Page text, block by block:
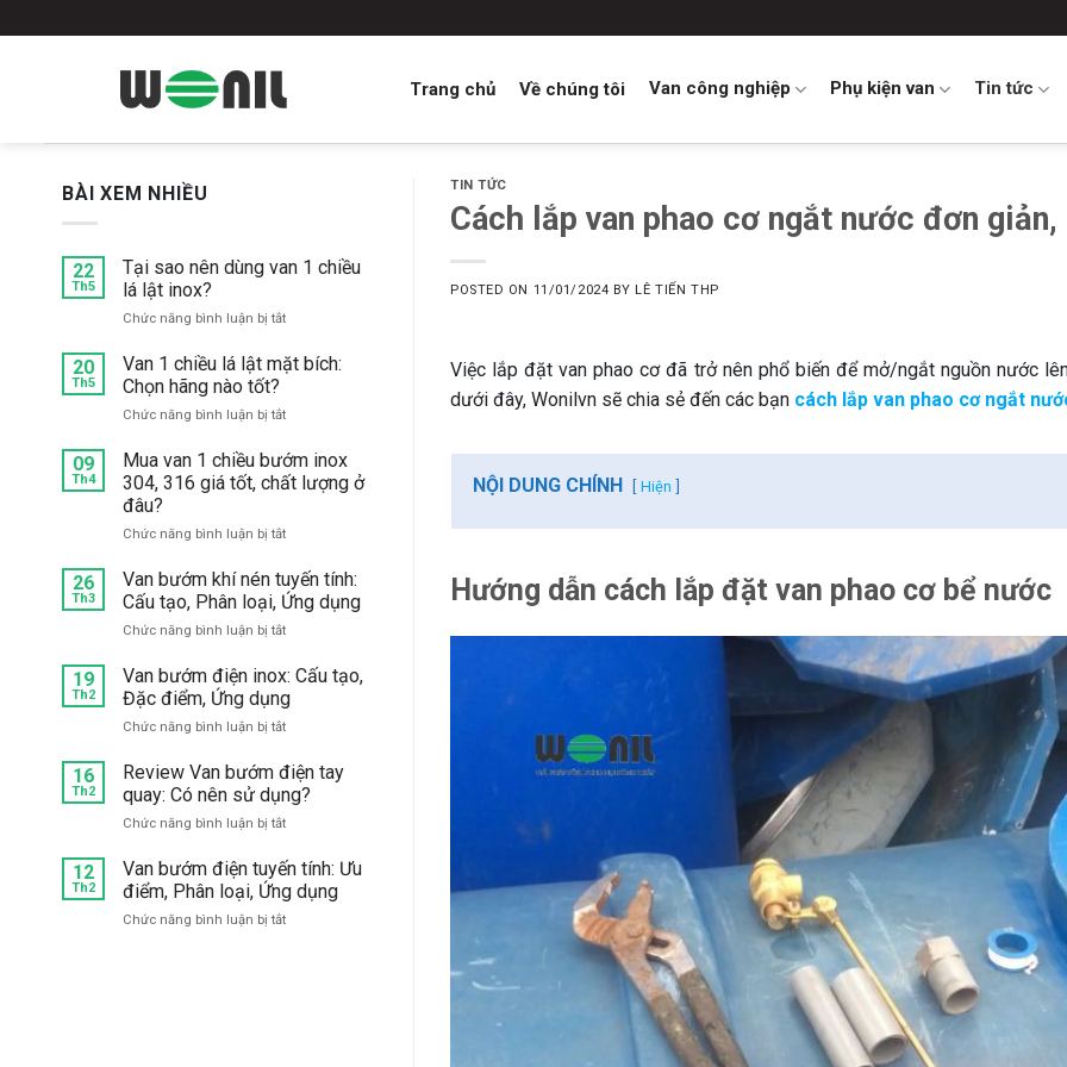
to
Trang chủ Về chúng tôi Van công nghiệp Phụ kiện van Tin tức
BÀI XEM NHIỀU
22
Th5
Tại sao nên dùng van 1 chiều
lá lật inox?
Chức năng bình luận bị tắtở
sao
nên
van
chiều
lá
20
Th5
Van 1 chiều lá lật mặt bích:
Chọn hãng nào tốt?
Chức năng bình luận bị tắtở
1
chiều
lá
mặt
Chọn
hãng
nào
tốt?
09
Th4
Mua van 1 chiều bướm inox
304, 316 giá tốt, chất lượng ở
đâu?
Chức năng bình luận bị tắtở
van
1
chiều
bướm
304,
316
tốt,
lượng
ở
26
Th3
Van bướm khí nén tuyến tính:
Cấu tạo, Phân loại, Ứng dụng
Chức năng bình luận bị tắtở
bướm
nén
tuyến
Cấu
tạo,
loại,
dụng
19
Th2
Van bướm điện inox: Cấu tạo,
Đặc điểm, Ứng dụng
Chức năng bình luận bị tắtở
bướm
điện
inox:
Cấu
Đặc
điểm,
dụng
16
Th2
Review Van bướm điện tay
quay: Có nên sử dụng?
Chức năng bình luận bị tắtở
Van
bướm
điện
tay
12
Th2
Van bướm điện tuyến tính: Ưu
điểm, Phân loại, Ứng dụng
Chức năng bình luận bị tắtở
TIN TỨC
Cách lắp van phao cơ ngắt nước đơn
POSTED ON 11/01/2024 BY LÊ TIẾN THP
Việc lắp đặt van phao cơ đã trở nên phổ biến để mở/ngắt nguồn nước
dưới đây, Wonilvn sẽ chia sẻ đến các bạn cách lắp van phao cơ ngắt
NỘI DUNG CHÍNH Hiện
Hướng dẫn cách lắp đặt van phao cơ bể nước